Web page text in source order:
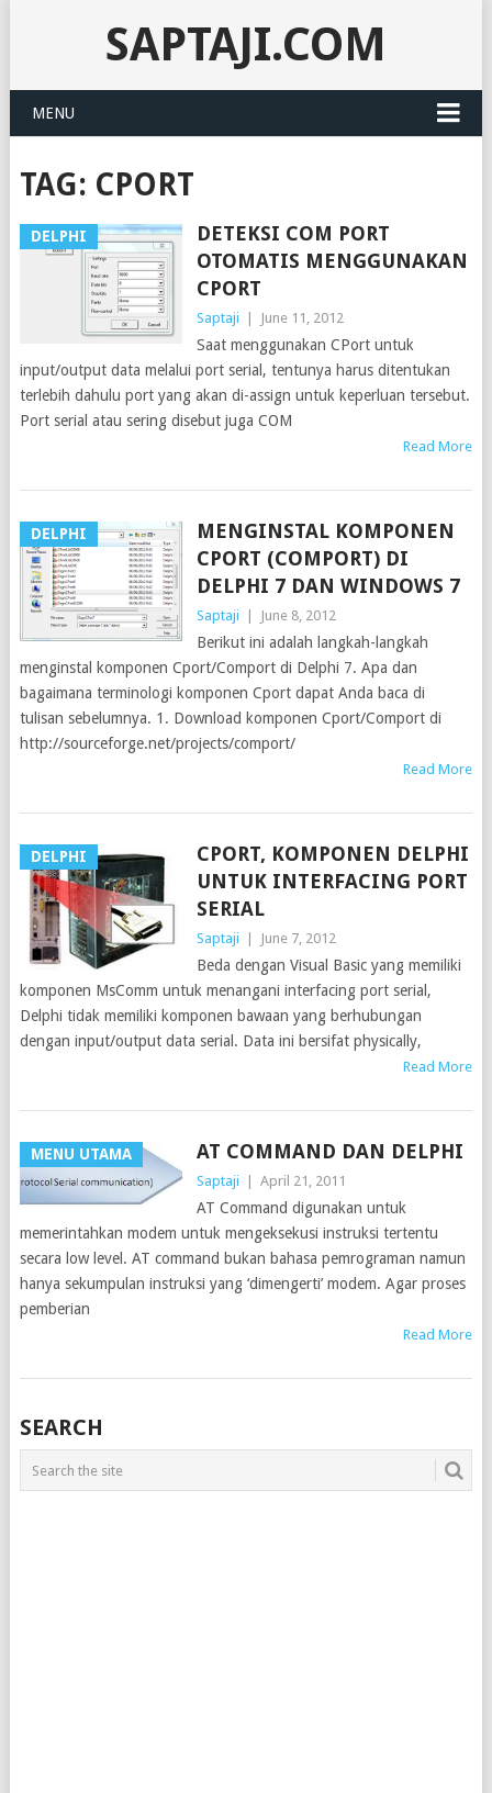
SAPTAJI.COM
MENU
TAG: CPORT
DELPHI
DETEKSI COM PORT
OTOMATIS MENGGUNAKAN
CPORT
Saptaji June 11, 2012
Saat menggunakan CPort untuk
input/output data melalui port serial, tentunya harus ditentukan
terlebih dahulu port yang akan di-assign untuk keperluan tersebut.
Port serial atau sering disebut juga COM
Read More
DELPHI
MENGINSTAL KOMPONEN
CPORT (COMPORT) DI
DELPHI 7 DAN WINDOWS 7
Saptaji June 8, 2012
Berikut ini adalah langkah-langkah
menginstal komponen Cport/Comport di Delphi 7. Apa dan
bagaimana terminologi komponen Cport dapat Anda baca di
tulisan sebelumnya. 1. Download komponen Cport/Comport di
http://sourceforge.net/projects/comport/
Read More
DELPHI
CPORT, KOMPONEN DELPHI
UNTUK INTERFACING PORT
SERIAL
Saptaji June 7, 2012
Beda dengan Visual Basic yang memiliki
komponen MsComm untuk menangani interfacing port serial,
Delphi tidak memiliki komponen bawaan yang berhubungan
dengan input/output data serial. Data ini bersifat physically,
Read More
MENU UTAMA AT COMMAND DAN DELPHI
Saptaji April 21, 2011
AT Command digunakan untuk
memerintahkan modem untuk mengeksekusi instruksi tertentu
secara low level. AT command bukan bahasa pemrograman namun
hanya sekumpulan instruksi yang ‘dimengerti’ modem. Agar proses
pemberian
Read More
SEARCH